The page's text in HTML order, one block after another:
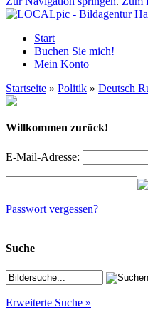
Start
Buchen Sie mich!
Mein Konto
Startseite » Politik » Deutsch
Willkommen zurück!
E-Mail-Adresse:
Passwort vergessen?
Suche
Erweiterte Suche »